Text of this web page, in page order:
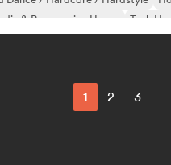
& Progressive House
Tech
1 2 3